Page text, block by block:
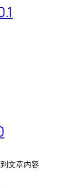
文章内容